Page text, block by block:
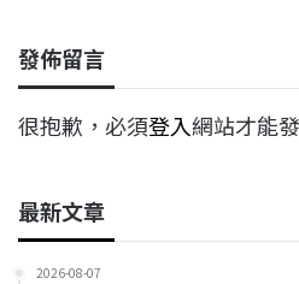
發佈留言
很抱歉，必須登入網站才能
最新文章
2026-08-07